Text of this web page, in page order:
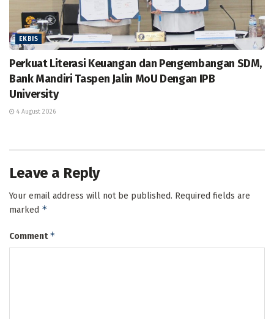
EKBIS
Perkuat Literasi Keuangan dan Pengembangan SDM,
Bank Mandiri Taspen Jalin MoU Dengan IPB
University
4 August 2026
Leave a Reply
Your email address will not be published. Required fields are
marked *
Comment*